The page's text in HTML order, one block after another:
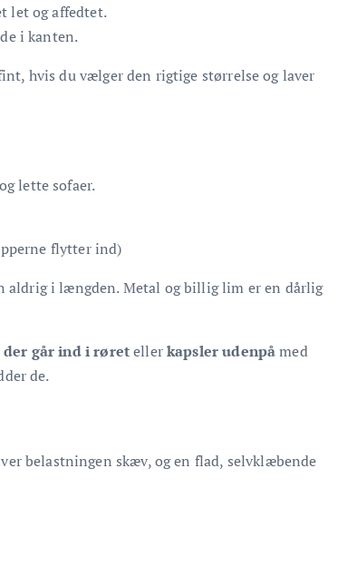
let og affedtet.
i kanten.
hvis du vælger den rigtige størrelse og laver
lette sofaer.
flytter ind)
i længden. Metal og billig lim er en dårlig
går ind i røretellerkapsler udenpåmed
de.
belastningen skæv, og en flad, selvklæbende